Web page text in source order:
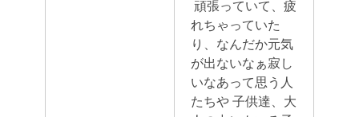
頑張っていて、疲
れちゃっていた
り、なんだか元気
が出ないなぁ寂し
いなあって思う人
たちや 子供達、大